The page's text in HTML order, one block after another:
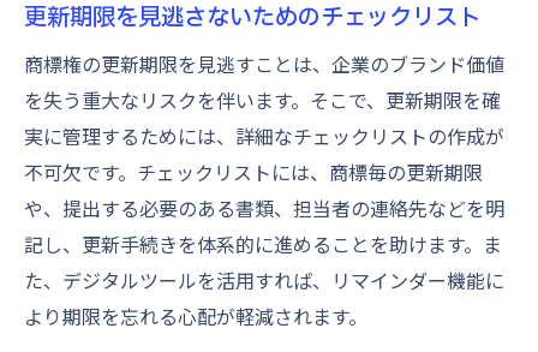
スムーズな商標更新を実現するための戦略
更新スケジュールの効率的な管理法
専門家のサポートを活用するメリット
商標更新におけるデジタルトランスフォー
メーション
社内外のコミュニケーション強化戦略
商標ポートフォリオの見直しと最適化
更新プロセスの自動化による業務改善
更新期限を見逃さないためのチェックリスト
商標権の更新期限を見逃すことは、企業のブランド価値
を失う重大なリスクを伴います。そこで、更新期限を確
実に管理するためには、詳細なチェックリストの作成が
不可欠です。チェックリストには、商標毎の更新期限
や、提出する必要のある書類、担当者の連絡先などを明
記し、更新手続きを体系的に進めることを助けます。ま
た、デジタルツールを活用すれば、リマインダー機能に
より期限を忘れる心配が軽減されます。